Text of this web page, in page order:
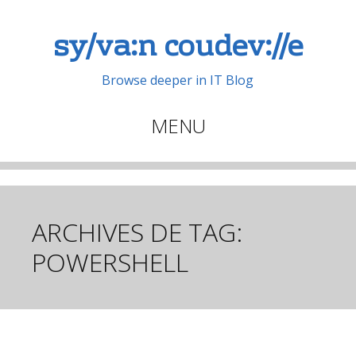
sy/va:n coudev://e
Browse deeper in IT Blog
MENU
Aller
ARCHIVES DE TAG:
POWERSHELL